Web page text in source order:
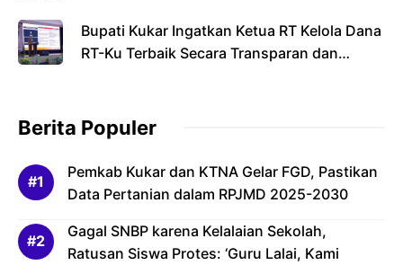
Bupati Kukar Ingatkan Ketua RT Kelola Dana
RT-Ku Terbaik Secara Transparan dan
Berita Populer
Pemkab Kukar dan KTNA Gelar FGD, Pastikan
Data Pertanian dalam RPJMD 2025-2030
Gagal SNBP karena Kelalaian Sekolah,
Ratusan Siswa Protes: ‘Guru Lalai, Kami